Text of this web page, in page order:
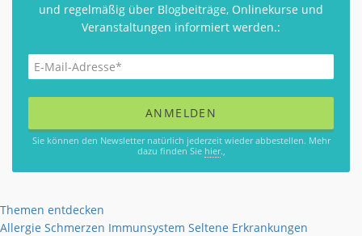
und regelmäßig über Blogbeiträge, Onlinekurse und
Veranstaltungen informiert werden.:
Sie können den Newsletter natürlich jederzeit wieder abbestellen. Mehr
dazu finden Sie hier.,
Themen entdecken
Allergie Schmerzen Immunsystem Seltene Erkrankungen